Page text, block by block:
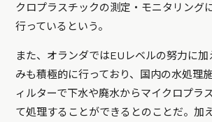
クロプラスチックの測定・モニタリング
行っているという。
また、オランダではEUレベルの努力に加
みも積極的に行っており、国内の水処理
ィルターで下水や廃水からマイクロプラ
て処理することができるとのことだ。加